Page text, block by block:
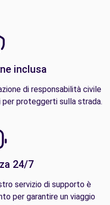
inclusa
di responsabilità civile
proteggerti sulla strada.
24/7
servizio di supporto è
per garantire un viaggio